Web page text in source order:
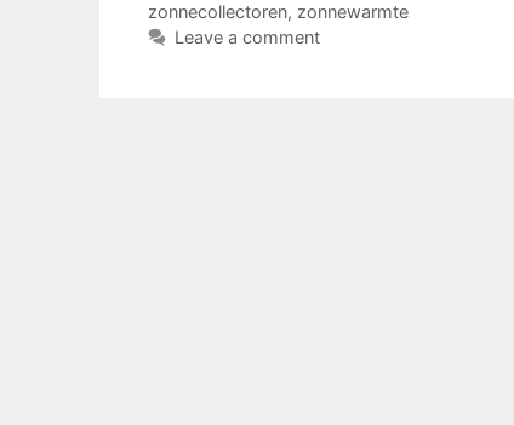
zonnecollectoren, zonnewarmte
Leave a comment